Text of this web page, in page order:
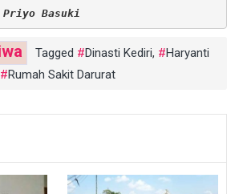
Basuki
Tagged Dinasti Kediri,
Haryanti
Rumah Sakit Darurat